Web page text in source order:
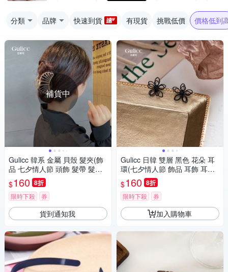
分類 品牌 快速到貨 有現貨 挑戰低價 價格低到
補貨中
Gulicc 韓系 金屬 貝殼 髮夾(飾
品 七夕情人節 頭飾 髮帶 髮箍
生日禮物 主題穿搭 約會 )
$160 8折
限時下殺 券
貨到通知我
Gulicc 日韓 雙層 黑色 花朵 耳
環(七夕情人節 飾品 耳飾 耳釘
耳扣 耳環 生日禮物 )
$160 8折
限時下殺 券
加入購物車